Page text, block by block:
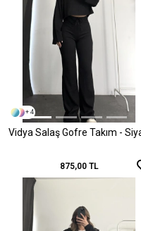
+ 4
Vidya Salaş Gofre Takım -
875,00 TL